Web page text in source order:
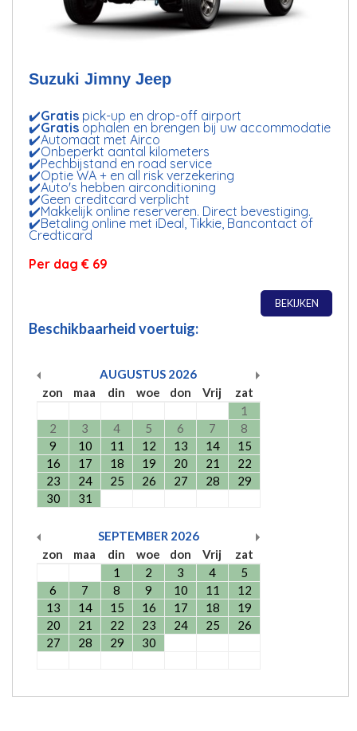
Suzuki Jimny Jeep
✔️Gratis pick-up en drop-off airport
✔️Gratis ophalen en brengen bij uw accommodatie
✔️Automaat met Airco
✔️Onbeperkt aantal kilometers
✔️Pechbijstand en road service
✔️Optie WA + en all risk verzekering
✔️Auto's hebben airconditioning
✔️Geen creditcard verplicht
✔️Makkelijk online reserveren. Direct bevestiging.
✔️Betaling online met iDeal, Tikkie, Bancontact of
Credticard
Per dag € 69
BEKIJKEN
Beschikbaarheid voertuig:
AUGUSTUS 2026
zon
maa din woe don Vrij
zat
1
2
3 4 5 6 7
8
9
10 11 12 13 14
15
16
17 18 19 20 21
22
23
24 25 26 27 28
29
30
31
SEPTEMBER 2026
zon
maa din woe don Vrij
zat
1
2 3 4
5
6
7 8 9 10 11
12
13
14 15 16 17 18
19
20
21 22 23 24 25
26
27
28 29 30